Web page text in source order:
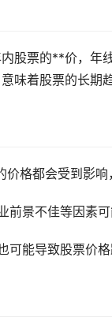
股票的**价，年
味着股票的长期
格都会受到影响
景不佳等因素可
能导致股票价格